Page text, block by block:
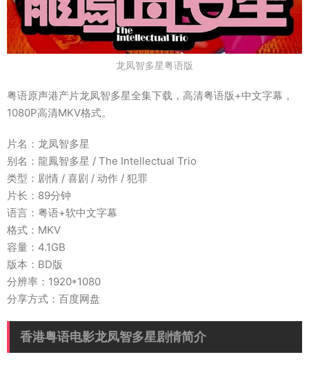
龙凤智多星粤语版
粤语原声港产片龙凤智多星全集下载，高清粤语版+中文字幕，
1080P高清MKV格式。
片名：龙凤智多星
别名：龍鳳智多星 / The Intellectual Trio
类型：剧情 / 喜剧 / 动作 / 犯罪
片长：89分钟
语言：粤语+软中文字幕
格式：MKV
容量：4.1GB
版本：BD版
分辨率：1920*1080
分享方式：百度网盘
香港粤语电影龙凤智多星剧情简介